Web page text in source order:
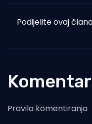
Podijelite ovaj
Pravila komentiranja